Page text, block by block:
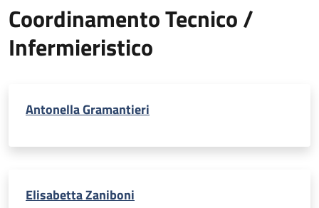
Coordinamento Tecnico /
Infermieristico
Antonella Gramantieri
Elisabetta Zaniboni